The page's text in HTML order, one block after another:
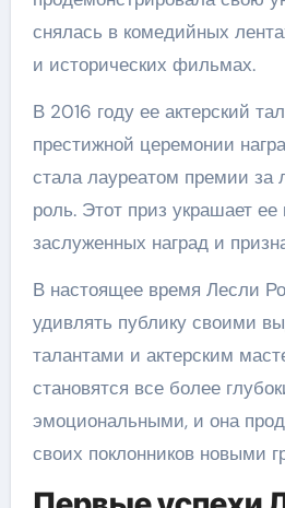
снялась в комедийных
и исторических фильмах.
В 2016 году ее актерский
престижной церемонии
стала лауреатом премии
роль. Этот приз украшает
заслуженных наград и
В настоящее время Лесли
удивлять публику своими
талантами и актерским
становятся все более
эмоциональными, и она
своих поклонников новыми